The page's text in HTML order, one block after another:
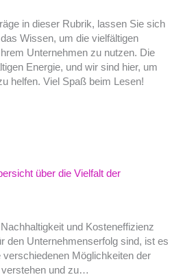
in dieser Rubrik, lassen Sie sich
Wissen, um die vielfältigen
Unternehmen zu nutzen. Die
Energie, und wir sind hier, um
helfen. Viel Spaß beim Lesen!
über die Vielfalt der
und Kosteneffizienz
den Unternehmenserfolg sind, ist es
Möglichkeiten der
verstehen und zu…